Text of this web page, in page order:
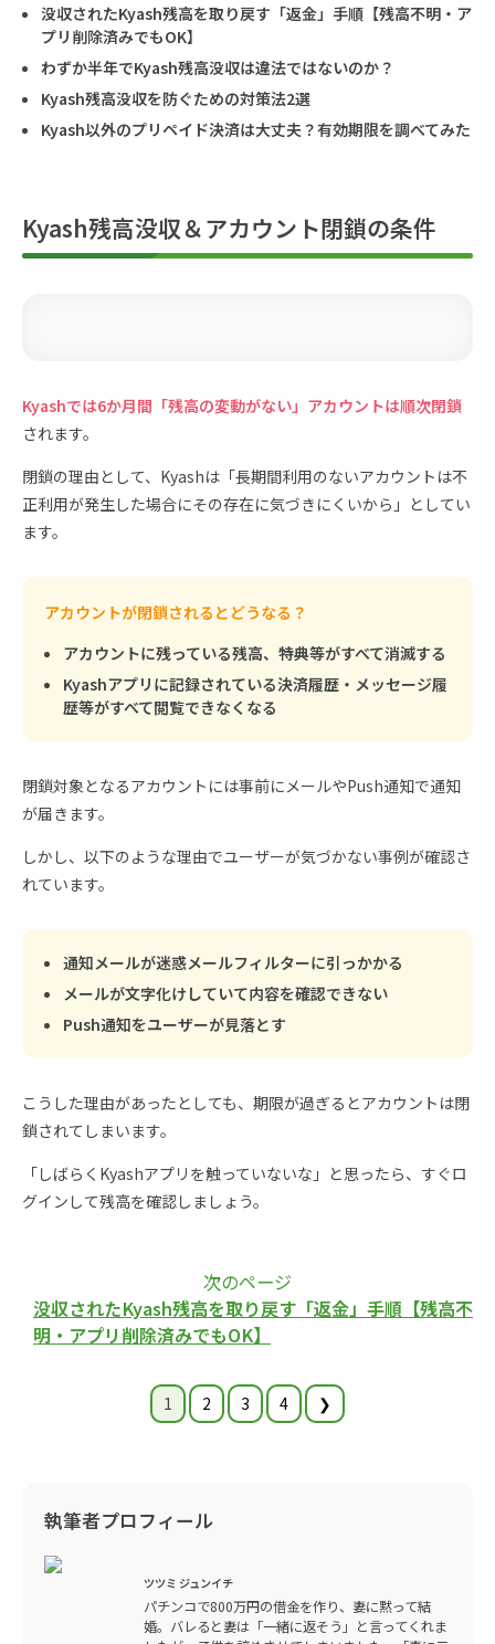
没収されたKyash残高を取り戻す「返金」手順【残高不明・ア
プリ削除済みでもOK】
わずか半年でKyash残高没収は違法ではないのか？
Kyash残高没収を防ぐための対策法2選
Kyash以外のプリペイド決済は大丈夫？有効期限を調べてみた
Kyash残高没収＆アカウント閉鎖の条件
Kyashでは6か月間「残高の変動がない」アカウントは順次閉鎖
されます。
閉鎖の理由として、Kyashは「長期間利用のないアカウントは不
正利用が発生した場合にその存在に気づきにくいから」としてい
ます。
アカウントが閉鎖されるとどうなる？
アカウントに残っている残高、特典等がすべて消滅する
Kyashアプリに記録されている決済履歴・メッセージ履
歴等がすべて閲覧できなくなる
閉鎖対象となるアカウントには事前にメールやPush通知で通知
が届きます。
しかし、以下のような理由でユーザーが気づかない事例が確認さ
れています。
通知メールが迷惑メールフィルターに引っかかる
メールが文字化けしていて内容を確認できない
Push通知をユーザーが見落とす
こうした理由があったとしても、期限が過ぎるとアカウントは閉
鎖されてしまいます。
「しばらくKyashアプリを触っていないな」と思ったら、すぐロ
グインして残高を確認しましょう。
次のページ
没収されたKyash残高を取り戻す「返金」手順【残高不
明・アプリ削除済みでもOK】
1 2 3 4 ❯
執筆者プロフィール
ツツミ ジュンイチ
パチンコで800万円の借金を作り、妻に黙って結
婚。バレると妻は「一緒に返そう」と言ってくれま